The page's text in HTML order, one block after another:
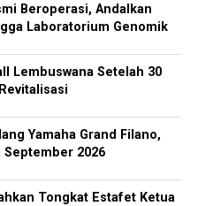
Beroperasi, Andalkan
Laboratorium Genomik
Lembuswana Setelah 30
Yamaha Grand Filano,
2026
Tongkat Estafet Ketua